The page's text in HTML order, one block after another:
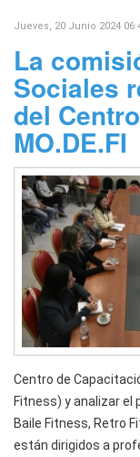
Jueves, 20 Junio 2024
La
Sociales
del
MO.DE.FI
Centro de
Fitness) y analizar el
Baile Fitness, Retro
están dirigidos a